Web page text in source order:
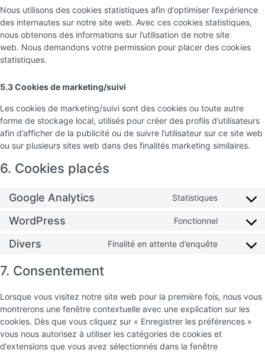
Nous utilisons des cookies statistiques afin d’optimiser l’expérience
des internautes sur notre site web. Avec ces cookies statistiques,
nous obtenons des informations sur l’utilisation de notre site
web. Nous demandons votre permission pour placer des cookies
statistiques.
5.3 Cookies de marketing/suivi
Les cookies de marketing/suivi sont des cookies ou toute autre
forme de stockage local, utilisés pour créer des profils d’utilisateurs
afin d’afficher de la publicité ou de suivre l’utilisateur sur ce site web
ou sur plusieurs sites web dans des finalités marketing similaires.
6. Cookies placés
Google Analytics Statistiques
WordPress Fonctionnel
Divers Finalité en attente d’enquête
7. Consentement
Lorsque vous visitez notre site web pour la première fois, nous vous
montrerons une fenêtre contextuelle avec une explication sur les
cookies. Dès que vous cliquez sur « Enregistrer les préférences »
vous nous autorisez à utiliser les catégories de cookies et
d’extensions que vous avez sélectionnés dans la fenêtre